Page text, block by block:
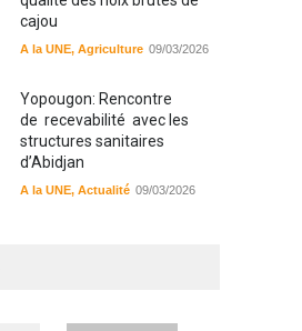
cajou
A la UNE, Agriculture 09/03/2026
Yopougon: Rencontre
de recevabilité avec les
structures sanitaires
d’Abidjan
A la UNE, Actualité 09/03/2026